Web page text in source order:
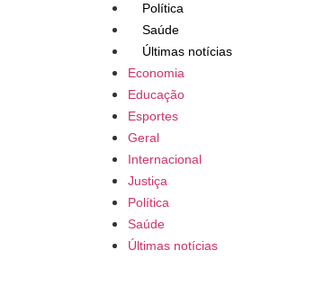
Política
Saúde
Últimas notícias
Economia
Educação
Esportes
Geral
Internacional
Justiça
Política
Saúde
Últimas notícias